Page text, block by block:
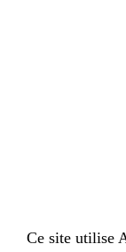
Ce site utilise